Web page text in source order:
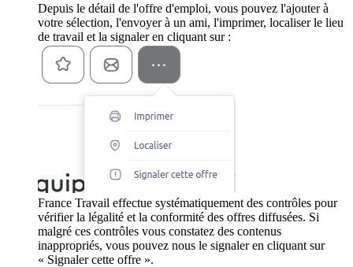
Depuis le détail de l'offre d'emploi, vous pouvez l'ajouter à
votre sélection, l'envoyer à un ami, l'imprimer, localiser le lieu
de travail et la signaler en cliquant sur :
France Travail effectue systématiquement des contrôles pour
vérifier la légalité et la conformité des offres diffusées. Si
malgré ces contrôles vous constatez des contenus
inappropriés, vous pouvez nous le signaler en cliquant sur
« Signaler cette offre ».